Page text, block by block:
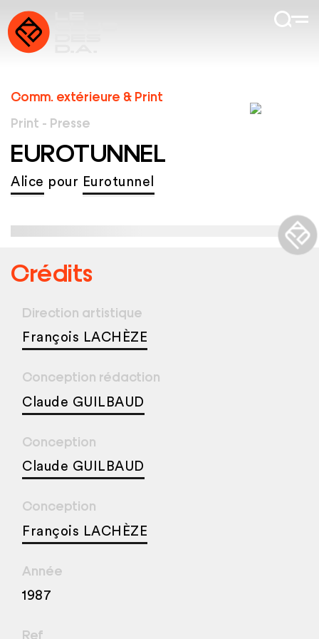
Comm. extérieure & Print
Print - Presse
EUROTUNNEL
Alice pour Eurotunnel
Crédits
Direction artistique
François LACHÈZE
Conception rédaction
Claude GUILBAUD
Conception
Claude GUILBAUD
Conception
François LACHÈZE
Année
1987
Ref